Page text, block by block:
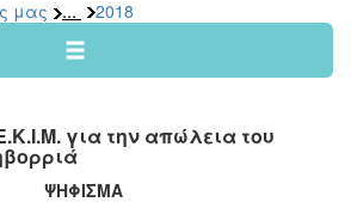
μας ... 2018
για την απώλεια του
ΨΗΦΙΣΜΑ